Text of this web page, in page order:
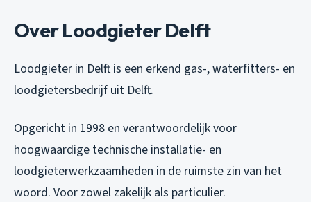
Over Loodgieter Delft
Loodgieter in Delft is een erkend gas-, waterfitters- en
loodgietersbedrijf uit Delft.
Opgericht in 1998 en verantwoordelijk voor
hoogwaardige technische installatie- en
loodgieterwerkzaamheden in de ruimste zin van het
woord. Voor zowel zakelijk als particulier.